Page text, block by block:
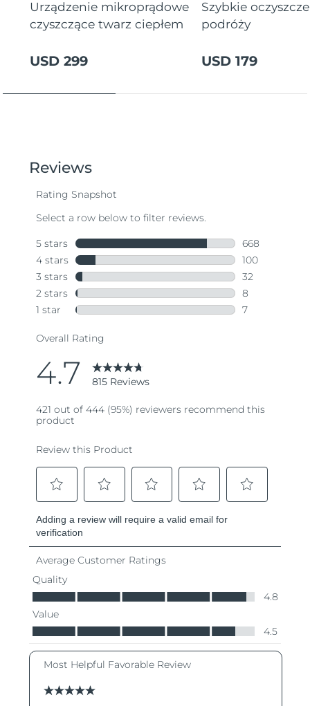
Urządzenie mikroprądowe
czyszczące twarz ciepłem
USD 299
Szybkie
podróży
USD 179